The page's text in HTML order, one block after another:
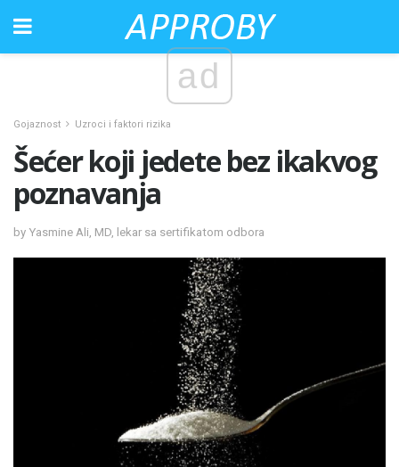
ad
Gojaznost Uzroci i faktori rizika
Šećer koji jedete bez ikakvog
poznavanja
by Yasmine Ali, MD, lekar sa sertifikatom odbora